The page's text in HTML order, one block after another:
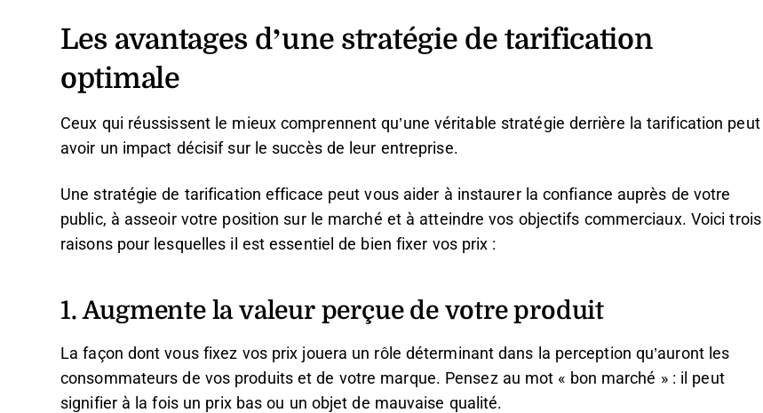
Les avantages d’une stratégie de tarification
optimale
Ceux qui réussissent le mieux comprennent qu’une véritable stratégie derrière la tarification peut
avoir un impact décisif sur le succès de leur entreprise.
Une stratégie de tarification efficace peut vous aider à instaurer la confiance auprès de votre
public, à asseoir votre position sur le marché et à atteindre vos objectifs commerciaux. Voici trois
raisons pour lesquelles il est essentiel de bien fixer vos prix :
1. Augmente la valeur perçue de votre produit
La façon dont vous fixez vos prix jouera un rôle déterminant dans la perception qu’auront les
consommateurs de vos produits et de votre marque. Pensez au mot « bon marché » : il peut
signifier à la fois un prix bas ou un objet de mauvaise qualité.